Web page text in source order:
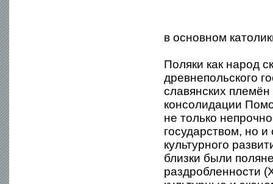
в основном
Поляки как народ
древнепольского
славянских
консолидации
не только
государством, но
культурного
близки были
раздробленности